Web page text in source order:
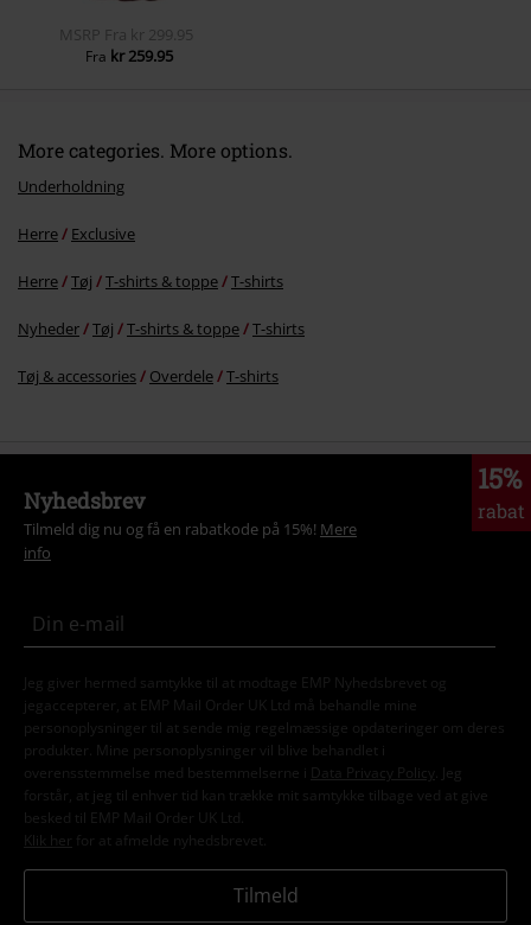
MSRP Fra kr 299.95
Fra kr 259.95
More categories. More options.
Underholdning
Herre Exclusive
Herre Tøj T-shirts & toppe T-shirts
Nyheder Tøj T-shirts & toppe T-shirts
Tøj & accessories Overdele T-shirts
15%
rabat
Nyhedsbrev
Tilmeld dig nu og få en rabatkode på 15%! Mere
info
Jeg giver hermed samtykke til at modtage EMP Nyhedsbrevet og
jegaccepterer, at EMP Mail Order UK Ltd må behandle mine
personoplysninger til at sende mig regelmæssige opdateringer om deres
produkter. Mine personoplysninger vil blive behandlet i
overensstemmelse med bestemmelserne i
Data Privacy Policy
. Jeg
forstår, at jeg til enhver tid kan trække mit samtykke tilbage ved at give
besked til EMP Mail Order UK Ltd.
Klik her
for at afmelde nyhedsbrevet.
Tilmeld